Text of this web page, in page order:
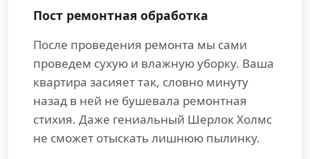
Пост ремонтная обработка
После проведения ремонта мы сами
проведем сухую и влажную уборку. Ваша
квартира засияет так, словно минуту
назад в ней не бушевала ремонтная
стихия. Даже гениальный Шерлок Холмс
не сможет отыскать лишнюю пылинку.